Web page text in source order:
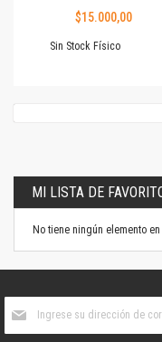
$15.000,00
Sin Stock Físico
MI LISTA DE
No tiene ningún elemento
boletín